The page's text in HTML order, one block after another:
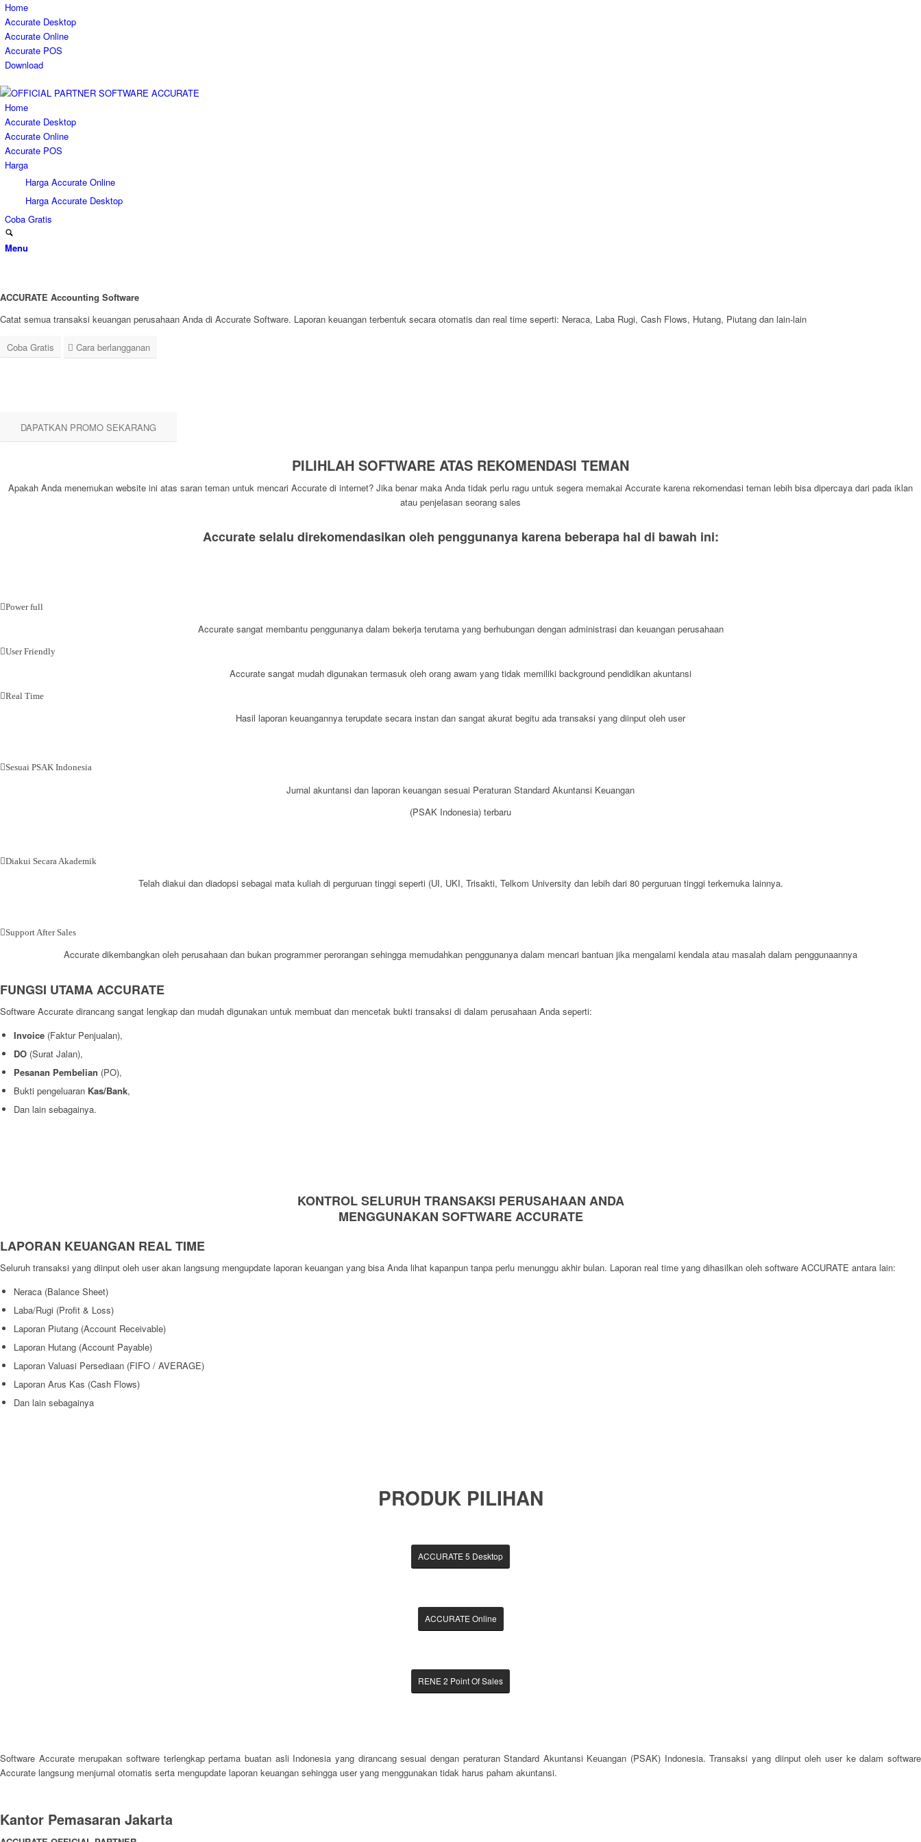
Home
Accurate Desktop
Accurate Online
Accurate POS
Download
Home
Accurate Desktop
Accurate Online
Accurate POS
Harga
Harga Accurate Online
Harga Accurate Desktop
Coba Gratis
Menu
ACCURATE Accounting Software
Catat semua transaksi keuangan perusahaan Anda di Accurate Software. Laporan keuangan terbentuk secara otomatis dan real time seperti: Neraca, Laba Rugi, Cash Flows, Hutang, Piutang dan lain-lain
Coba Gratis Cara berlangganan
DAPATKAN PROMO SEKARANG
PILIHLAH SOFTWARE ATAS REKOMENDASI TEMAN
Apakah Anda menemukan website ini atas saran teman untuk mencari Accurate di internet? Jika benar maka Anda tidak perlu ragu untuk segera memakai Accurate karena rekomendasi teman lebih bisa dipercaya dari pada iklan
atau penjelasan seorang sales
Accurate selalu direkomendasikan oleh penggunanya karena beberapa hal di bawah ini:
Power full
Accurate sangat membantu penggunanya dalam bekerja terutama yang berhubungan dengan administrasi dan keuangan perusahaan
User Friendly
Accurate sangat mudah digunakan termasuk oleh orang awam yang tidak memiliki background pendidikan akuntansi
Real Time
Hasil laporan keuangannya terupdate secara instan dan sangat akurat begitu ada transaksi yang diinput oleh user
Sesuai PSAK Indonesia
Jurnal akuntansi dan laporan keuangan sesuai Peraturan Standard Akuntansi Keuangan
(PSAK Indonesia) terbaru
Diakui Secara Akademik
Telah diakui dan diadopsi sebagai mata kuliah di perguruan tinggi seperti (UI, UKI, Trisakti, Telkom University dan lebih dari 80 perguruan tinggi terkemuka lainnya.
Support After Sales
Accurate dikembangkan oleh perusahaan dan bukan programmer perorangan sehingga memudahkan penggunanya dalam mencari bantuan jika mengalami kendala atau masalah dalam penggunaannya
FUNGSI UTAMA ACCURATE
Software Accurate dirancang sangat lengkap dan mudah digunakan untuk membuat dan mencetak bukti transaksi di dalam perusahaan Anda seperti:
Invoice (Faktur Penjualan),
DO (Surat Jalan),
Pesanan Pembelian (PO),
Bukti pengeluaran Kas/Bank,
Dan lain sebagainya.
KONTROL SELURUH TRANSAKSI PERUSAHAAN ANDA
MENGGUNAKAN SOFTWARE ACCURATE
LAPORAN KEUANGAN REAL TIME
Seluruh transaksi yang diinput oleh user akan langsung mengupdate laporan keuangan yang bisa Anda lihat kapanpun tanpa perlu menunggu akhir bulan. Laporan real time yang dihasilkan oleh software ACCURATE antara lain:
Neraca (Balance Sheet)
Laba/Rugi (Profit & Loss)
Laporan Piutang (Account Receivable)
Laporan Hutang (Account Payable)
Laporan Valuasi Persediaan (FIFO / AVERAGE)
Laporan Arus Kas (Cash Flows)
Dan lain sebagainya
PRODUK PILIHAN
ACCURATE 5 Desktop
ACCURATE Online
RENE 2 Point Of Sales
Software Accurate merupakan software terlengkap pertama buatan asli Indonesia yang dirancang sesuai dengan peraturan Standard Akuntansi Keuangan (PSAK) Indonesia. Transaksi yang diinput oleh user ke dalam software
Accurate langsung menjurnal otomatis serta mengupdate laporan keuangan sehingga user yang menggunakan tidak harus paham akuntansi.
Kantor Pemasaran Jakarta